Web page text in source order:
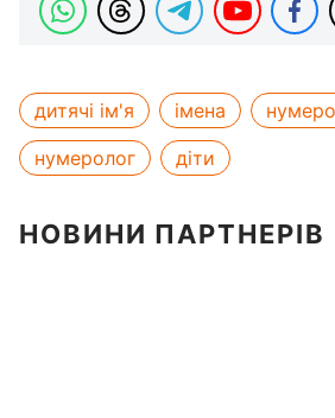
дитячі ім'я імена
нумеролог
діти
НОВИНИ ПАРТНЕРІВ